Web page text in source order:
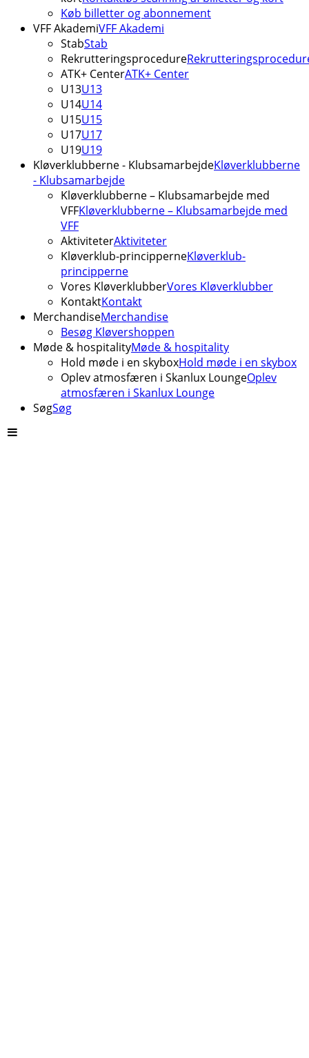
Køb billetter og abonnement
VFF AkademiVFF Akademi
StabStab
Rekrutteringsprocedure
ATK+ CenterATK+ Center
U13U13
U14U14
U15U15
U17U17
U19U19
Kløverklubberne - KlubsamarbejdeKløverklubberne
- Klubsamarbejde
Kløverklubberne – Klubsamarbejde med
VFFKløverklubberne – Klubsamarbejde med
VFF
AktiviteterAktiviteter
Kløverklub-principperneKløverklub-
principperne
Vores KløverklubberVores Kløverklubber
KontaktKontakt
MerchandiseMerchandise
Besøg Kløvershoppen
Møde & hospitalityMøde & hospitality
Hold møde i en skyboxHold møde i en skybox
Oplev atmosfæren i Skanlux LoungeOplev
atmosfæren i Skanlux Lounge
SøgSøg